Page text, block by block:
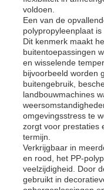
voldoen.
Een van de
polypropyleenplaat
Dit kenmerk maakt
buitentoepassingen
en wisselende
bijvoorbeeld worden
buitengebruik,
landbouwmachines
omgevingsstress te
zorgt voor prestaties
termijn.
Verkrijgbaar in
en rood, het PP-
veelzijdigheid. Door
gebruikt in